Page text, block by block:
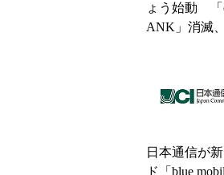
ょう始動 「
ANK」消滅
日本通信が
ド「blue